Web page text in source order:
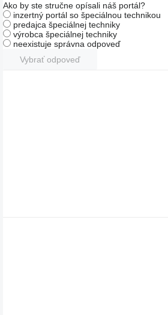
Ako by ste stručne opísali náš portál?
inzertný portál so špeciálnou technikou
predajca špeciálnej techniky
výrobca špeciálnej techniky
neexistuje správna odpoveď
Vybrať odpoveď